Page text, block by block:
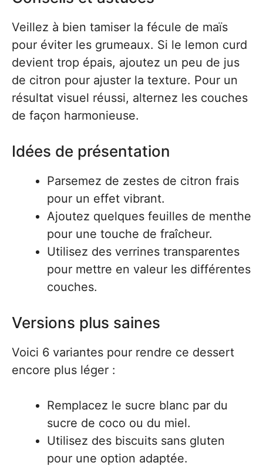
Veillez à bien tamiser la fécule de maïs
pour éviter les grumeaux. Si le lemon curd
devient trop épais, ajoutez un peu de jus
de citron pour ajuster la texture. Pour un
résultat visuel réussi, alternez les couches
de façon harmonieuse.
Idées de présentation
Parsemez de zestes de citron frais
pour un effet vibrant.
Ajoutez quelques feuilles de menthe
pour une touche de fraîcheur.
Utilisez des verrines transparentes
pour mettre en valeur les différentes
couches.
Versions plus saines
Voici 6 variantes pour rendre ce dessert
encore plus léger :
Remplacez le sucre blanc par du
sucre de coco ou du miel.
Utilisez des biscuits sans gluten
pour une option adaptée.